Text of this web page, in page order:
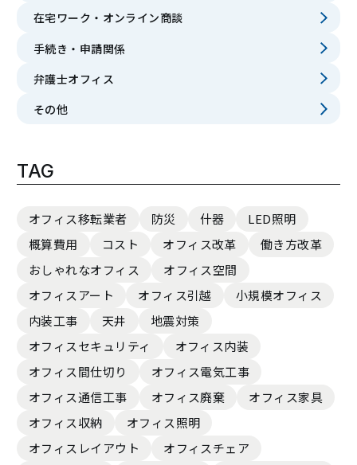
在宅ワーク・オンライン商談
手続き・申請関係
弁護士オフィス
その他
TAG
オフィス移転業者 防災 什器
LED照明
概算費用
コスト オフィス改革
働き方改革
おしゃれなオフィス
オフィス空間
オフィスアート
オフィス引越
小規模オフィス
内装工事
天井
地震対策
オフィスセキュリティ
オフィス内装
オフィス間仕切り
オフィス電気工事
オフィス通信工事
オフィス廃棄
オフィス家具
オフィス収納
オフィス照明
オフィスレイアウト
オフィスチェア